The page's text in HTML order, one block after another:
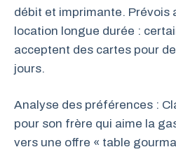
débit et imprimante. Prévois
location longue durée :
acceptent des cartes pour
jours.
Analyse des préférences :
pour son frère qui aime la
vers une offre « table